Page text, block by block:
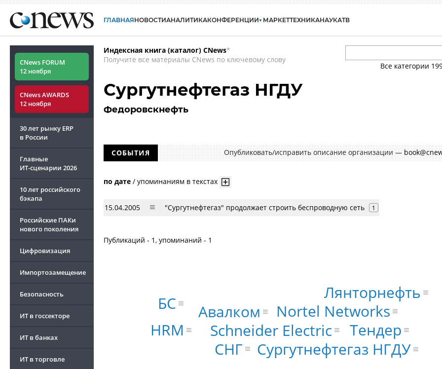
ГЛАВНАЯНОВОСТИАНАЛИТИКАКОНФЕРЕНЦИИ МАРКЕТТЕХНИКАНАУКАТВ
CNews FORUM
12 ноября
CNews AWARDS
12 ноября
30 лет рынку ERP
в России
Главные
ИТ-сценарии 2026
10 лет российского
бэкапа
Российские ПАКи
нового поколения
Цифровизация
Импортозамещение
Безопасность
ИТ в госсекторе
ИТ в банках
ИТ в торговле
Индексная книга (каталог) CNews*
Получите все материалы CNews по ключевому слову
Все категории
Сургутнефтегаз НГДУ
Федоровскнефть
СОБЫТИЯ Опубликовать/исправить описание организации —
по дате / упоминаниям в текстах
15.04.2005 "Сургутнефтегаз" продолжает строить беспроводную сеть 1
Публикаций - 1, упоминаний - 1
Schneider Electric
Nortel Networks
Авалком
СНГ
Сургутнефтегаз НГДУ
Лянторнефть
БС
Тендер
HRM